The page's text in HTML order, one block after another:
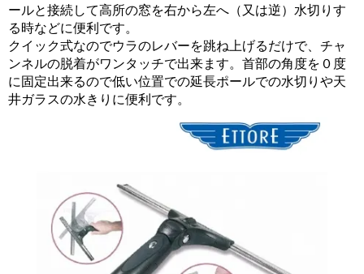
ールと接続して高所の窓を右から左へ（又は逆）水切りす
る時などに便利です。
クイック式なのでウラのレバーを跳ね上げるだけで、チャ
ンネルの脱着がワンタッチで出来ます。首部の角度を０度
に固定出来るので低い位置での延長ポールでの水切りや天
井ガラスの水きりに便利です。